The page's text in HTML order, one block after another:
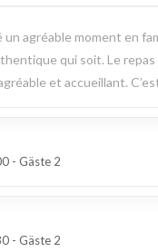
un agréable moment en
qui soit. Le
et accueillant.
- Gäste 2
- Gäste 2